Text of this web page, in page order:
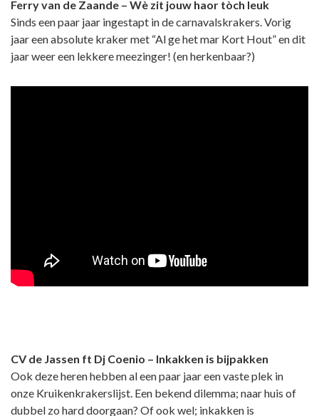
Ferry van de Zaande – Wè zit jouw haor tòch leuk
Sinds een paar jaar ingestapt in de carnavalskrakers. Vorig
jaar een absolute kraker met “Al ge het mar Kort Hout” en dit
jaar weer een lekkere meezinger! (en herkenbaar?)
CV de Jassen ft Dj Coenio – Inkakken is bijpakken
Ook deze heren hebben al een paar jaar een vaste plek in
onze Kruikenkrakerslijst. Een bekend dilemma; naar huis of
dubbel zo hard doorgaan? Of ook wel; inkakken is